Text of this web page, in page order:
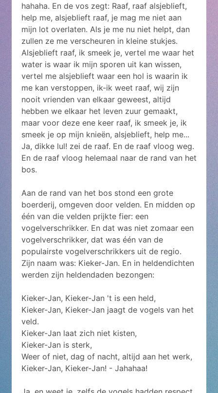
hahaha. En de vos zegt: Raaf, raaf alsjeblieft,
help me, alsjeblieft raaf, je mag me niet aan
mijn lot overlaten. Als je me nu niet helpt, dan
zullen ze me verscheuren in kleine stukjes.
Alsjeblieft raaf, ik smeek je, vertel me waar het
water is waar ik mijn sporen uit kan wissen,
vertel me alsjeblieft waar een hol is waarin ik
me kan verstoppen, ik-ik weet raaf, wij zijn
nooit vrienden van elkaar geweest, altijd
hebben we elkaar het leven zuur gemaakt,
maar voor deze ene keer raaf, ik smeek je, ik
smeek je op mijn knieën, alsjeblieft, help me...
Ja, dikke lul! zei de raaf. En de raaf vloog weg.
En de raaf vloog helemaal naar de rand van het
bos.
Aan de rand van het bos stond een grote
boerderij, omgeven door velden. En midden op
één van die velden prijkte fier: een
vogelverschrikker. En dat was niet zomaar een
vogelverschrikker, dat was één van de
populairste vogelverschrikkers uit de regio.
Zijn naam was: Kieker-Jan. En in heldendichten
werden zijn heldendaden bezongen:
Kieker-Jan, Kieker-Jan 't is een held,
Kieker-Jan, Kieker-Jan jaagt de vogels van het
veld.
Kieker-Jan laat zich niet kisten,
Kieker-Jan is sterk,
Weer of niet, dag of nacht, altijd aan het werk,
Kieker-Jan, Kieker-Jan! - Jahahaa!